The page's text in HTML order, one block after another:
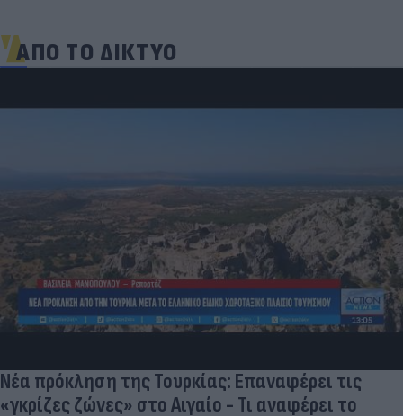
ΑΠΟ ΤΟ ΔΙΚΤΥΟ
Ποδοσφαιριστές που σίγουρα πίστευες ότι έχουν
σταματήσει κι όμως παίζουν ακόμα μπάλα